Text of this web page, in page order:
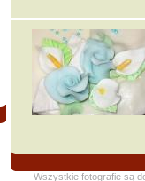
Wszystkie fotografie są